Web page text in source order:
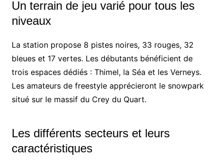
Un terrain de jeu varié pour tous les
niveaux
La station propose 8 pistes noires, 33 rouges, 32
bleues et 17 vertes. Les débutants bénéficient de
trois espaces dédiés : Thimel, la Séa et les Verneys.
Les amateurs de freestyle apprécieront le snowpark
situé sur le massif du Crey du Quart.
Les différents secteurs et leurs
caractéristiques